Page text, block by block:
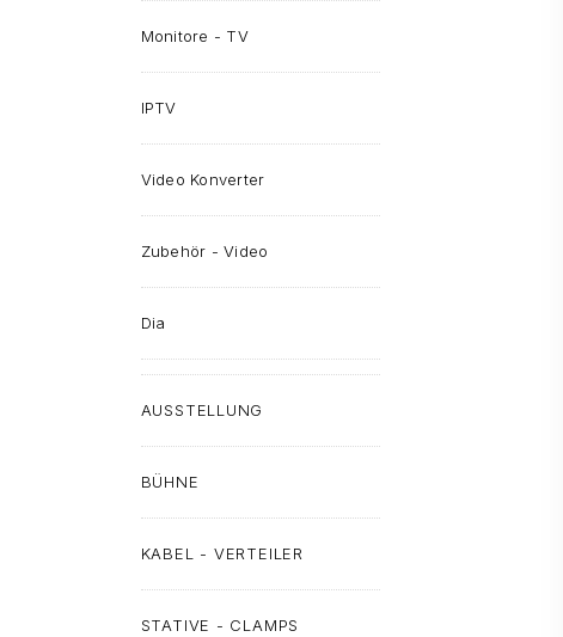
Monitore - TV
IPTV
Video Konverter
Zubehör - Video
Dia
AUSSTELLUNG
BÜHNE
KABEL - VERTEILER
STATIVE - CLAMPS